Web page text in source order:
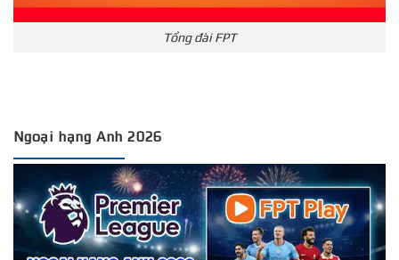
Tổng đài FPT
Ngoại hạng Anh 2026